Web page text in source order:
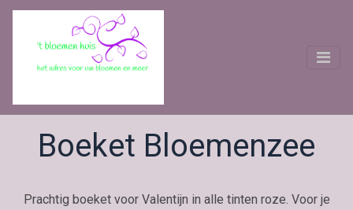
Boeket Bloemenzee
Prachtig boeket voor Valentijn in alle tinten roze. Voor je